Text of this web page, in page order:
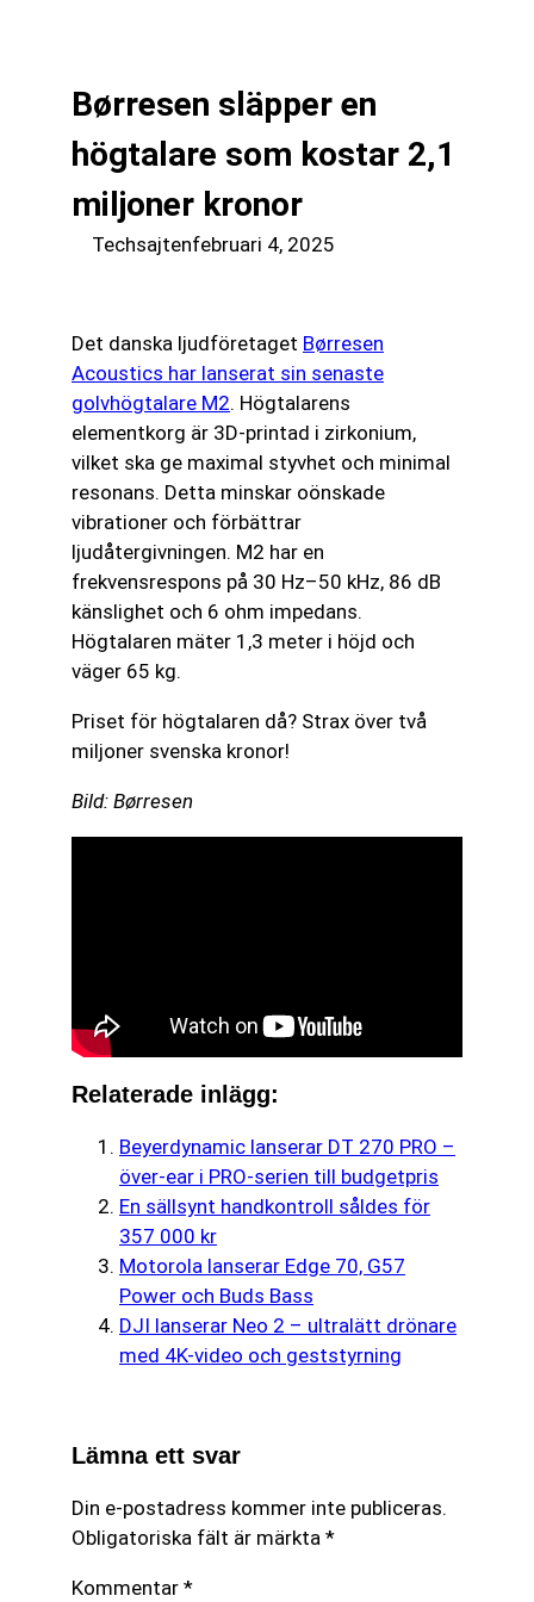
Børresen släpper en
högtalare som kostar 2,1
miljoner kronor
Techsajtenfebruari 4, 2025
Det danska ljudföretaget Børresen
Acoustics har lanserat sin senaste
golvhögtalare M2. Högtalarens
elementkorg är 3D-printad i zirkonium,
vilket ska ge maximal styvhet och minimal
resonans. Detta minskar oönskade
vibrationer och förbättrar
ljudåtergivningen. M2 har en
frekvensrespons på 30 Hz–50 kHz, 86 dB
känslighet och 6 ohm impedans.
Högtalaren mäter 1,3 meter i höjd och
väger 65 kg.
Priset för högtalaren då? Strax över två
miljoner svenska kronor!
Bild: Børresen
Relaterade inlägg:
Beyerdynamic lanserar DT 270 PRO –
över-ear i PRO-serien till budgetpris
En sällsynt handkontroll såldes för
357 000 kr
Motorola lanserar Edge 70, G57
Power och Buds Bass
DJI lanserar Neo 2 – ultralätt drönare
med 4K-video och geststyrning
Lämna ett svar
Din e-postadress kommer inte publiceras.
Obligatoriska fält är märkta *
Kommentar *